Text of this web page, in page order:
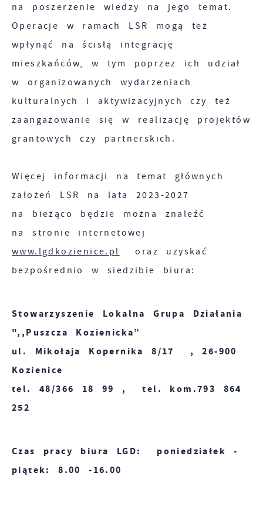
na poszerzenie wiedzy na jego temat.
Operacje w ramach LSR mogą też
wpłynąć na ścisłą integrację
mieszkańców, w tym poprzez ich udział
w organizowanych wydarzeniach
kulturalnych i aktywizacyjnych czy też
zaangażowanie się w realizację projektów
grantowych czy partnerskich.
Więcej informacji na temat głównych
założeń LSR na lata 2023-2027
na bieżąco będzie można znaleźć
na stronie internetowej
www.lgdkozienice.pl
oraz uzyskać
bezpośrednio w siedzibie biura:
Stowarzyszenie Lokalna Grupa Działania
",,Puszcza Kozienicka”
ul. Mikołaja Kopernika 8/17 , 26-900
Kozienice
tel. 48/366 18 99 , tel. kom.793 864
252
Czas pracy biura LGD: poniedziałek -
piątek: 8.00 -16.00